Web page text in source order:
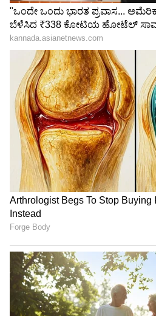
ಶಾಕಿಂಗ್ ಸ್ಟೋರಿ.. 500 ರೂ.ಗಾಗಿ
8 ಗಂಟೆ ನಿಲ್ಲುತ್ತಿದ್ದ ಈ ನಟಿ ಸಿನಿಮಾಗೆ
ಡಿವೋರ್ಸ್‌ ಬಳಿಕ ಮತ್ತೆ ಚಿತ್ರರಂಗದಲ್ಲಿ
ನಟಿ ಹನ್ಸಿಕಾ ಮೋಟ್ವಾನಿ; ಆದ್ರೆ,
3
7
Image Credit :
ತಮ್ಮ ಮುಂಬರುವ ಚಿತ್ರ 'ಮಾ
Bangaram) ಪ್ರಚಾರದ ವೇಳೆ
ತಾವು ಎದುರಿಸುತ್ತಿರುವ